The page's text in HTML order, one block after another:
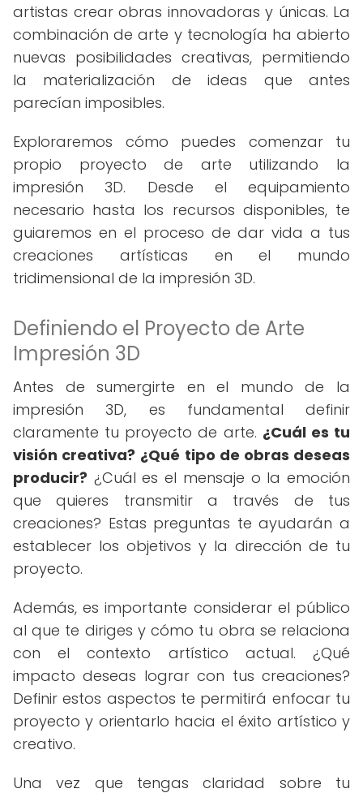
artistas crear obras innovadoras y únicas. La
combinación de arte y tecnología ha abierto
nuevas posibilidades creativas, permitiendo
la materialización de ideas que antes
parecían imposibles.
Exploraremos cómo puedes comenzar tu
propio proyecto de arte utilizando la
impresión 3D. Desde el equipamiento
necesario hasta los recursos disponibles, te
guiaremos en el proceso de dar vida a tus
creaciones artísticas en el mundo
tridimensional de la impresión 3D.
Definiendo el Proyecto de Arte
Impresión 3D
Antes de sumergirte en el mundo de la
impresión 3D, es fundamental definir
claramente tu proyecto de arte. ¿Cuál es tu
visión creativa? ¿Qué tipo de obras deseas
producir? ¿Cuál es el mensaje o la emoción
que quieres transmitir a través de tus
creaciones? Estas preguntas te ayudarán a
establecer los objetivos y la dirección de tu
proyecto.
Además, es importante considerar el público
al que te diriges y cómo tu obra se relaciona
con el contexto artístico actual. ¿Qué
impacto deseas lograr con tus creaciones?
Definir estos aspectos te permitirá enfocar tu
proyecto y orientarlo hacia el éxito artístico y
creativo.
Una vez que tengas claridad sobre tu